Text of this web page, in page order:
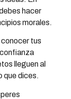
hacer
morales.
tus
lleguen al
que dices.